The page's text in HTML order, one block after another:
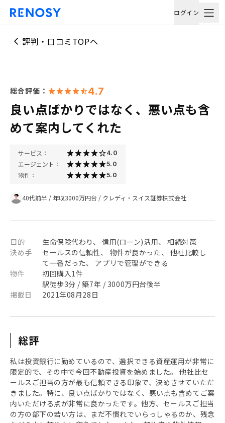
ログイン
評判・口コミTOPへ
総合評価： 4.7
良い点ばかりではなく、悪い点も含
めて案内してくれた
サービス： 4.0
エージェント： 5.0
物件： 5.0
40代前半 / 年収3000万円台 / クレディ・スイス証券株式会社
目的
生命保険代わり、 信用(ローン)活用、 相続対策
決め手
セールスの信頼性、 物件が良かった、 他社比較し
て一番だった、 アプリで管理ができる
物件
初回購入1件
駅徒歩3分 / 築7年 / 3000万円台後半
掲載日
2021年08月28日
総評
私は投資銀行に勤めているので、選択できる資産運用が非常に
限定的で、その中で今回不動産投資を始めました。 他社比セ
ールスご担当の方が最も信頼できる印象で、決めさせていただ
きました。特に、良い点ばかりではなく、悪い点も含めてご案
内いただける点が非常に良かったです。他方、セールスご担当
の方の部下の若い方は、まだ不慣れでいらっしゃるのか、残念